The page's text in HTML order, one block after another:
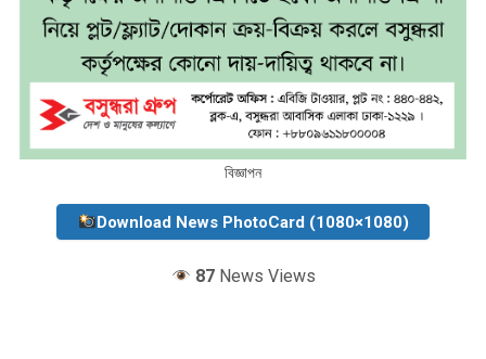
বিজ্ঞাপন
Download News PhotoCard (1080×1080)
87News Views